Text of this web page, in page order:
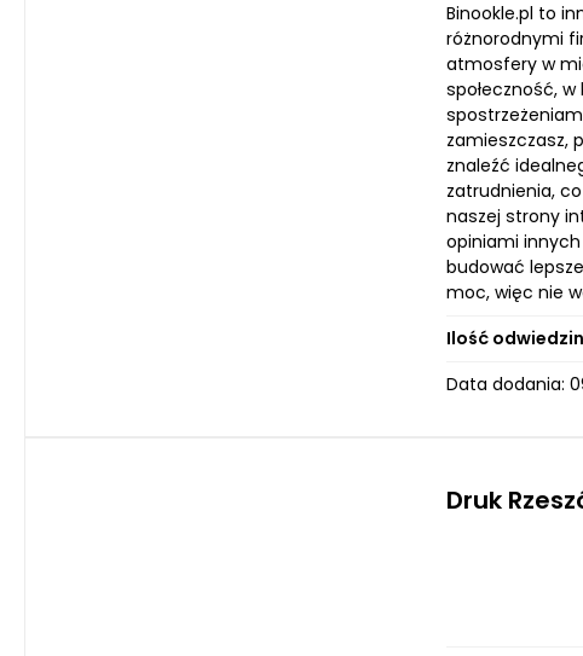
Binookle.pl to
różnorodnymi
atmosfery w
społeczność,
zamieszczasz,
znaleźć
zatrudnienia,
naszej strony
opiniami innych
budować
moc, więc nie
Ilość
Data dodania:
Druk